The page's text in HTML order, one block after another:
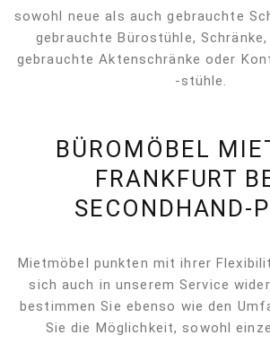
sowohl neue als auch gebrauchte
gebrauchte Bürostühle,
gebrauchte Aktenschränke oder
-stühle.
BÜROMÖBEL
FRANKFURT
SECONDHAND-
Mietmöbel punkten mit ihrer
sich auch in unserem Service
bestimmen Sie ebenso wie den
Sie die Möglichkeit, sowohl